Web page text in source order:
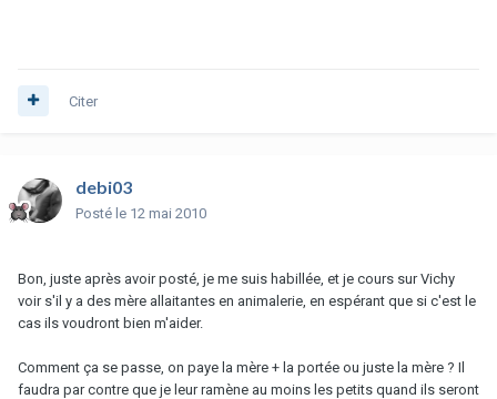
Citer
debi03
Posté le 12 mai 2010
Bon, juste après avoir posté, je me suis habillée, et je cours sur Vichy
voir s'il y a des mère allaitantes en animalerie, en espérant que si c'est le
cas ils voudront bien m'aider.
Comment ça se passe, on paye la mère + la portée ou juste la mère ? Il
faudra par contre que je leur ramène au moins les petits quand ils seront